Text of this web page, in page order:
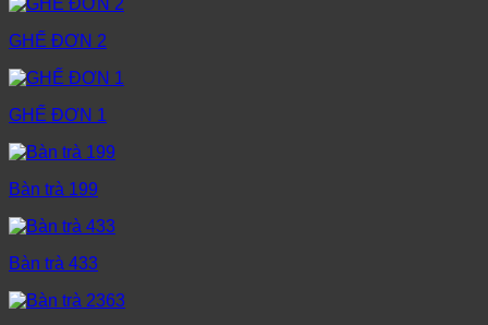
GHẾ ĐƠN 2
GHẾ ĐƠN 1
Bàn trà 199
Bàn trà 433